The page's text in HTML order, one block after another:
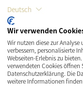
ZAHLUNGSMÖGLICHKEITEN
VERSAND
Deutsch
Wir verwenden
Wir nutzen diese zur Analyse
verbessern, personalisierte
Webseiten-Erlebnis zu
verwendeten Cookies öffnen
Datenschutzerklärung. Die
weitere Informationen